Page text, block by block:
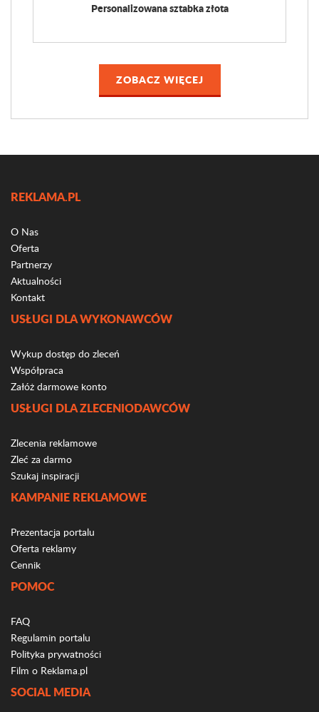
Personalizowana sztabka złota
ZOBACZ WIĘCEJ
REKLAMA.PL
O Nas
Oferta
Partnerzy
Aktualności
Kontakt
USŁUGI DLA WYKONAWCÓW
Wykup dostęp do zleceń
Współpraca
Załóż darmowe konto
USŁUGI DLA ZLECENIODAWCÓW
Zlecenia reklamowe
Zleć za darmo
Szukaj inspiracji
KAMPANIE REKLAMOWE
Prezentacja portalu
Oferta reklamy
Cennik
POMOC
FAQ
Regulamin portalu
Polityka prywatności
Film o Reklama.pl
SOCIAL MEDIA